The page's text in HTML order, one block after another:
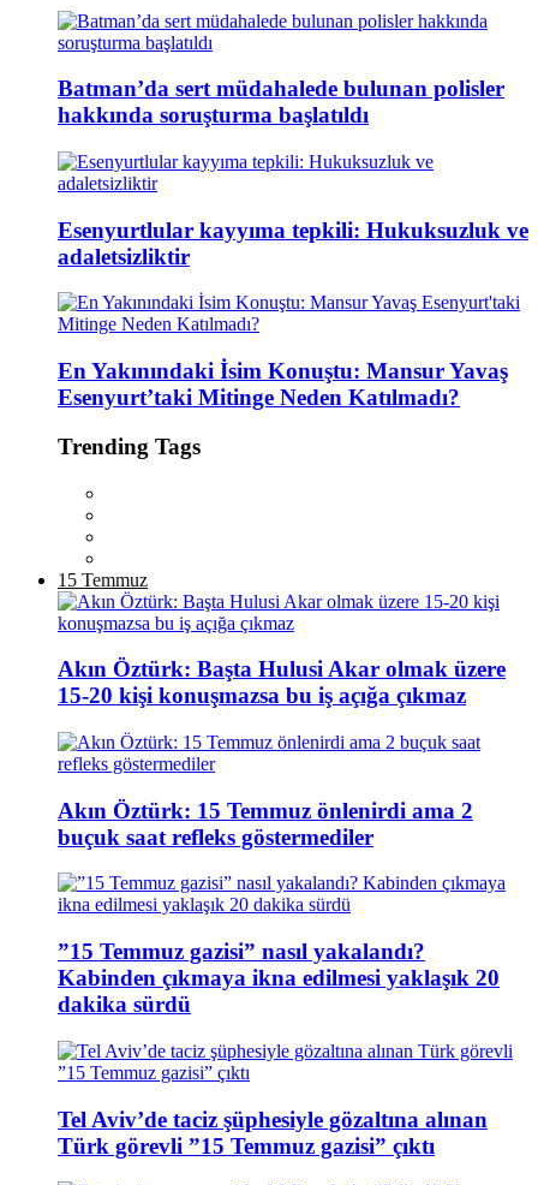
Batman’da sert müdahalede bulunan polisler
hakkında soruşturma başlatıldı
Esenyurtlular kayyıma tepkili: Hukuksuzluk ve
adaletsizliktir
En Yakınındaki İsim Konuştu: Mansur Yavaş
Esenyurt’taki Mitinge Neden Katılmadı?
Trending Tags
15 Temmuz
Akın Öztürk: Başta Hulusi Akar olmak üzere
15-20 kişi konuşmazsa bu iş açığa çıkmaz
Akın Öztürk: 15 Temmuz önlenirdi ama 2
buçuk saat refleks göstermediler
”15 Temmuz gazisi” nasıl yakalandı?
Kabinden çıkmaya ikna edilmesi yaklaşık 20
dakika sürdü
Tel Aviv’de taciz şüphesiyle gözaltına alınan
Türk görevli ”15 Temmuz gazisi” çıktı